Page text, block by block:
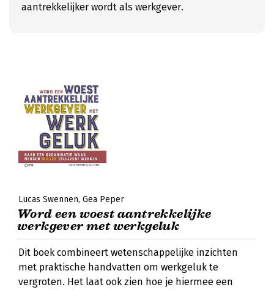
aantrekkelijker wordt als werkgever.
Lucas Swennen Gea Peper
Word een woest aantrekkelijke
werkgever met werkgeluk
Dit boek combineert wetenschappelijke inzichten
met praktische handvatten om werkgeluk te
vergroten. Het laat ook zien hoe je hiermee een